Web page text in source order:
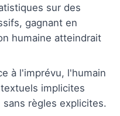
sur des
gagnant en
humaine atteindrait
à l'imprévu, l'humain
implicites
règles explicites.